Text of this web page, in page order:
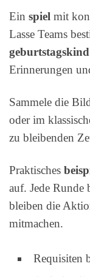
Ein spiel mit
Lasse Teams
geburtstagskind
Erinnerungen
Sammele die
oder im
zu bleibenden
Praktisches
auf. Jede Runde
bleiben die
mitmachen.
Requisiten